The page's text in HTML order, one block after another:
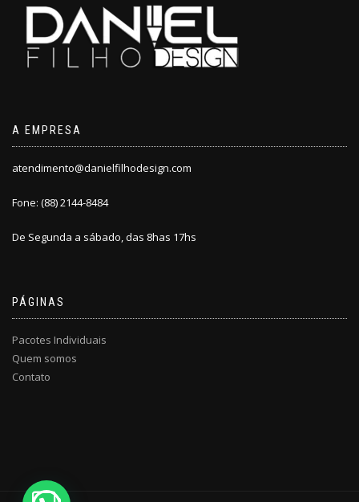
A EMPRESA
atendimento@danielfilhodesign.com
Fone: (88) 2144-8484
De Segunda a sábado, das 8has 17hs
PÁGINAS
Pacotes Individuais
Quem somos
Contato